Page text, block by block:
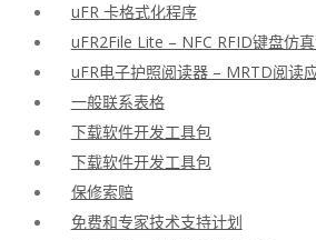
uFR 卡格式化程序
uFR2File Lite – NFC RFID键盘仿
uFR电子护照阅读器 – MRTD阅读
一般联系表格
下载软件开发工具包
下载软件开发工具包
保修索赔
免费和专家技术支持计划